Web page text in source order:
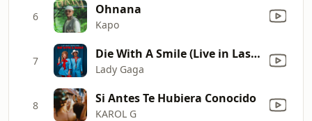
6 Ohnana
Kapo
7 Die With A Smile (Live in Las Vegas)
Lady Gaga
8 Si Antes Te Hubiera Conocido
KAROL G